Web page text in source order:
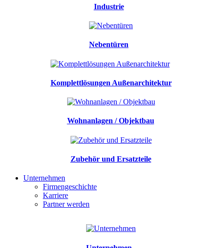
Industrie
Nebentüren
Komplettlösungen Außenarchitektur
Wohnanlagen / Objektbau
Zubehör und Ersatzteile
Unternehmen
Firmengeschichte
Karriere
Partner werden